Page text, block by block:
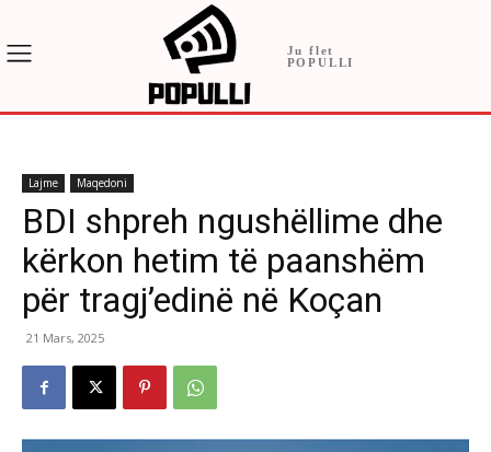
Ju flet
POPULLI
Lajme Maqedoni
BDI shpreh ngushëllime dhe
kërkon hetim të paanshëm
për tragj’edinë në Koçan
21 Mars, 2025